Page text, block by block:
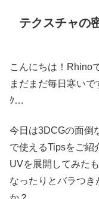
テクスチャの
こんにちは！Rhino
まだまだ毎日寒い
ｸ…
今日は3DCGの面倒
で使えるTipsをご紹
UVを展開してみた
なったりとバラつき